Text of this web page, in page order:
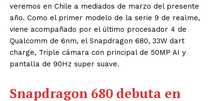
veremos en Chile a mediados de marzo del presente
año. Como el primer modelo de la serie 9 de realme,
viene acompañado por el último procesador 4 de
Qualcomm de 6nm, el Snapdragon 680, 33W dart
charge, Triple cámara con principal de 50MP AI y
pantalla de 90Hz super suave.
Snapdragon 680 debuta en